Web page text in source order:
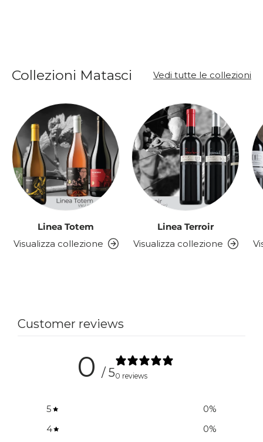
Collezioni Matasci Vedi tutte le collezioni
Linea Totem
Visualizza collezione
Linea Terroir
Visualizza collezione
Customer reviews
0 / 50 reviews
5 0%
4
0%